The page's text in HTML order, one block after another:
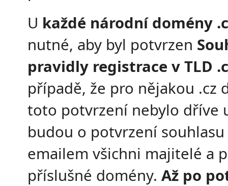
U každé národní domény
nutné, aby byl potvrzen
pravidly registrace v TLD
případě, že pro nějakou .cz
toto potvrzení nebylo dříve
budou o potvrzení
emailem všichni majitelé a
příslušné domény. Až po